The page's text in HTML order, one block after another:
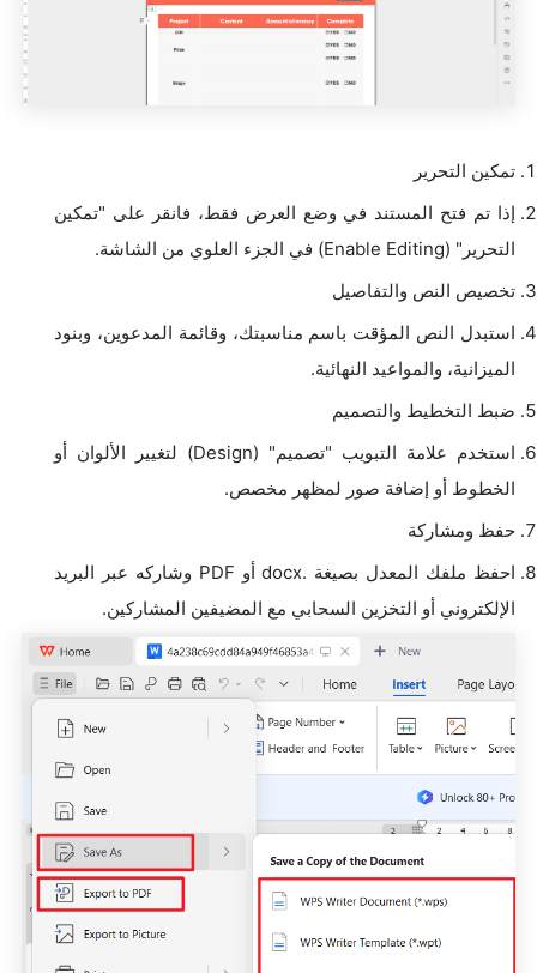
تمكين التحرير
إذا تم فتح المستند في وضع العرض فقط، فانقر على "تمكين
التحرير" (Enable Editing) في الجزء العلوي من الشاشة.
تخصيص النص والتفاصيل
استبدل النص المؤقت باسم مناسبتك، وقائمة المدعوين، وبنود
الميزانية، والمواعيد النهائية.
ضبط التخطيط والتصميم
استخدم علامة التبويب "تصميم" (Design) لتغيير الألوان أو
الخطوط أو إضافة صور لمظهر مخصص.
حفظ ومشاركة
احفظ ملفك المعدل بصيغة .docx أو PDF وشاركه عبر البريد
الإلكتروني أو التخزين السحابي مع المضيفين المشاركين.